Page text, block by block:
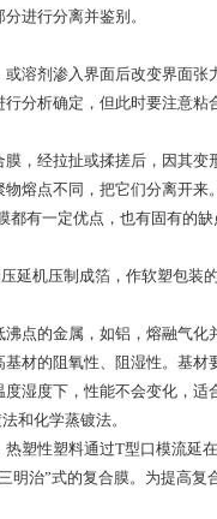
进行分离并鉴别。
剂渗入界面后改变界面张
分析确定，但此时要注意粘
经拉扯或揉搓后，因其变
熔点不同，把它们分离开来
有一定优点，也有固有的缺
机压制成箔，作软塑包装
的金属，如铝，熔融气化
材的阻氧性、阻湿性。基材
度下，性能不会变化，适
和化学蒸镀法。
性塑料通过T型口模流延
明治”式的复合膜。为提高